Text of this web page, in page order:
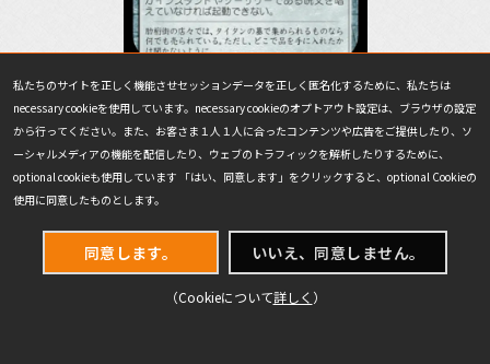
対戦相手も対象に取れる《 端正な論文》はフィニッシュ兼リソ
ースカード。
《水薬師の収集品
ドとして注目。
私たちのサイトを正しく機能させセッションデータを正しく匿名化するために、私たちは
necessary cookieを使用しています。necessary cookieのオプトアウト設定は、ブラウザの設定
から行ってください。また、お客さま１人１人に合ったコンテンツや広告をご提供したり、ソ
ーシャルメディアの機能を配信したり、ウェブのトラフィックを解析したりするために、
optional cookieも使用しています 「はい、同意します」をクリックすると、optional Cookieの
使用に同意したものとします。
同意します。 いいえ、同意しません。
（Cookieについて詳しく ）